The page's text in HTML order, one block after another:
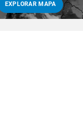
EXPLORAR MAPA